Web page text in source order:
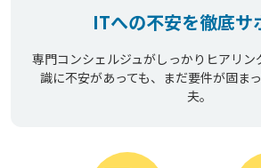
ITへの不安を徹底サ
専門コンシェルジュがしっかりヒアリ
識に不安があっても、まだ要件が固ま
夫。